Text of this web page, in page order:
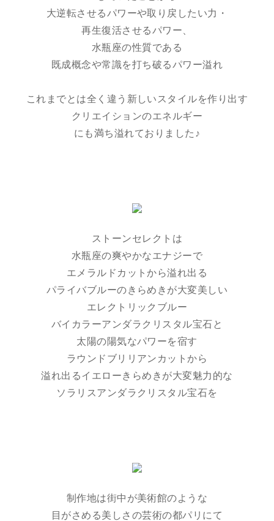
大逆転させるパワーや取り戻したい力・
再生復活させるパワー、
水瓶座の性質である
既成概念や常識を打ち破るパワー溢れ
これまでとは全く違う新しいスタイルを作り出す
クリエイションのエネルギー
にも満ち溢れておりました♪
ストーンセレクトは
水瓶座の爽やかなエナジーで
エメラルドカットから溢れ出る
パライバブルーのきらめきが大変美しい
エレクトリックブルー
バイカラーアンダラクリスタル宝石と
太陽の陽気なパワーを宿す
ラウンドブリリアンカットから
溢れ出るイエローきらめきが大変魅力的な
ソラリスアンダラクリスタル宝石を
制作地は街中が美術館のような
目がさめる美しさの芸術の都パリにて